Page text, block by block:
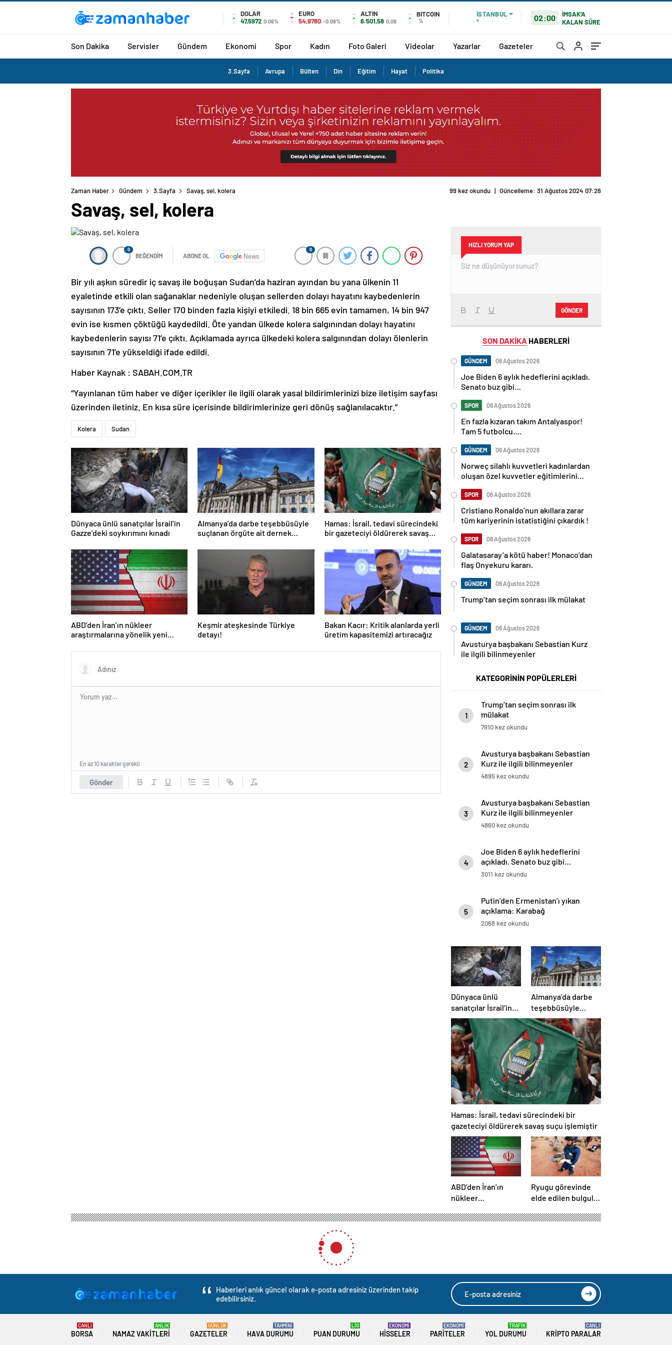
DOLAR
47,5972 0.06%
EURO
54,9780 -0.08%
ALTIN
6.501,58 0,08
BITCOIN
%
İSTANBUL
°
02:00
İMSAK'A
KALAN SÜRE
Son Dakika Servisler Gündem Ekonomi Spor Kadın Foto Galeri Videolar Yazarlar Gazeteler
3.Sayfa Avrupa Bülten Din Eğitim Hayat Politika
Zaman Haber Gündem 3.Sayfa Savaş, sel, kolera 99 kez okundu | Güncelleme: 31 Ağustos 2024 07:26
Savaş, sel, kolera
0
BEĞENDİM ABONE OL News
0
Bir yılı aşkın süredir iç savaş ile boğuşan Sudan’da haziran ayından bu yana ülkenin 11
eyaletinde etkili olan sağanaklar nedeniyle oluşan sellerden dolayı hayatını kaybedenlerin
sayısının 173’e çıktı. Seller 170 binden fazla kişiyi etkiledi. 18 bin 665 evin tamamen, 14 bin 947
evin ise kısmen çöktüğü kaydedildi. Öte yandan ülkede kolera salgınından dolayı hayatını
kaybedenlerin sayısı 71’e çıktı. Açıklamada ayrıca ülkedeki kolera salgınından dolayı ölenlerin
sayısının 71’e yükseldiği ifade edildi.
Haber Kaynak : SABAH.COM.TR
“Yayınlanan tüm haber ve diğer içerikler ile ilgili olarak yasal bildirimlerinizi bize iletişim sayfası
üzerinden iletiniz. En kısa süre içerisinde bildirimlerinize geri dönüş sağlanılacaktır.”
Kolera Sudan
Dünyaca ünlü sanatçılar İsrail’in
Gazze’deki soykırımını kınadı
Almanya’da darbe teşebbüsüyle
suçlanan örgüte ait dernek
Hamas: İsrail, tedavi sürecindeki
bir gazeteciyi öldürerek savaş
ABD’den İran’ın nükleer
araştırmalarına yönelik yeni
Keşmir ateşkesinde Türkiye
detayı!
Bakan Kacır: Kritik alanlarda yerli
üretim kapasitemizi artıracağız
Gönder
En az 10 karakter gerekli
HIZLI YORUM YAP
GÖNDER
SON DAKİKA HABERLERİ
GÜNDEM 06 Ağustos 2026
Joe Biden 6 aylık hedeflerini açıkladı.
Senato buz gibi…
SPOR 06 Ağustos 2026
En fazla kızaran takım Antalyaspor!
Tam 5 futbolcu….
GÜNDEM 06 Ağustos 2026
Norweç silahlı kuvvetleri kadınlardan
oluşan özel kuvvetler eğitimlerini
SPOR 06 Ağustos 2026
Cristiano Ronaldo’nun akıllara zarar
tüm kariyerinin istatistiğini çıkardık !
SPOR 06 Ağustos 2026
Galatasaray’a kötü haber! Monaco’dan
flaş Onyekuru kararı.
GÜNDEM 06 Ağustos 2026
Trump’tan seçim sonrası ilk mülakat
GÜNDEM 06 Ağustos 2026
Avusturya başbakanı Sebastian Kurz
ile ilgili bilinmeyenler
KATEGORİNİN POPÜLERLERİ
1
Trump’tan seçim sonrası ilk
mülakat
7910 kez okundu
2
Avusturya başbakanı Sebastian
Kurz ile ilgili bilinmeyenler
4895 kez okundu
3
Avusturya başbakanı Sebastian
Kurz ile ilgili bilinmeyenler
4860 kez okundu
4
Joe Biden 6 aylık hedeflerini
açıkladı. Senato buz gibi…
3011 kez okundu
5
Putin’den Ermenistan’ı yıkan
açıklama: Karabağ
Azerbaycan’ın ayrılmaz bir
2068 kez okundu
Dünyaca ünlü
sanatçılar İsrail’in
Gazze’deki
soykırımını kınadı
Almanya’da darbe
teşebbüsüyle
suçlanan örgüte ait
dernek yasaklandı
Hamas: İsrail, tedavi sürecindeki bir
gazeteciyi öldürerek savaş suçu işlemiştir
ABD’den İran’ın
nükleer
yönelik yeni
Ryugu görevinde
elde edilen bulgular
asteroitlerce
Haberleri anlık güncel olarak e-posta adresiniz üzerinden takip
edebilirsiniz.
BORSA
CANLI
NAMAZ VAKITLERI
ANLIK
GAZETELER
GÜNLÜK
HAVA DURUMU
TAHMİNİ
PUAN DURUMU
LİG
HISSELER
EKONOMİ
PARITELER
EKONOMİ
YOL DURUMU
TRAFİK
KRIPTO PARALAR
CANLI